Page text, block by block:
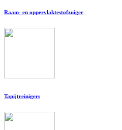
Raam- en oppervlaktestofzuiger
Tapijtreinigers